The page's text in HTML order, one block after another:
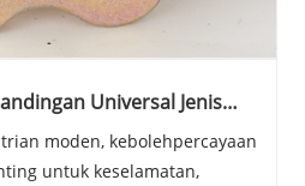
Universal Jenis
moden, kebolehpercayaan
untuk keselamatan,